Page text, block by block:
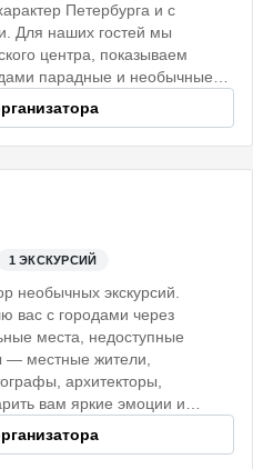
Петербурга и с
Для наших гостей мы
центра, показываем
парадные и необычные
1 ЭКСКУРСИЙ
необычных экскурсий.
вас с городами через
места, недоступные
местные жители,
архитекторы,
вам яркие эмоции и
встречи!